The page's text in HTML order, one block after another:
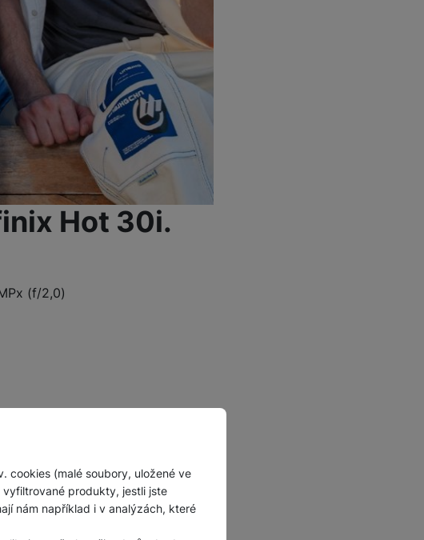
cookies (malé soubory, uložené ve
vyfiltrované produkty, jestli jste
nám například i v analýzách, které
Hot 30i.
(f/2,0)